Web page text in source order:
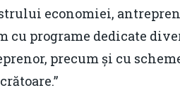
economiei,
cu programe dedicate
precum și cu